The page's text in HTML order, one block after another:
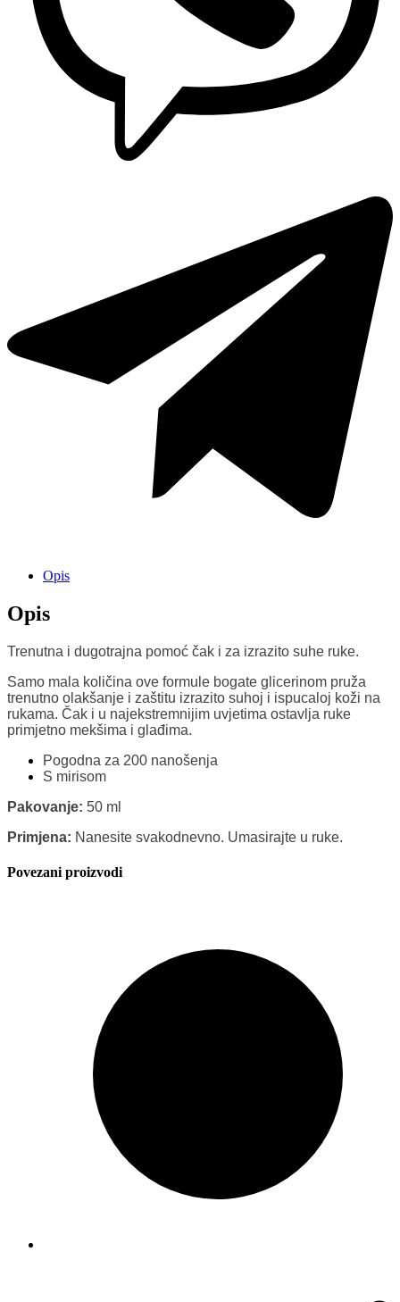
Opis
Opis
Trenutna i dugotrajna pomoć čak i za izrazito suhe ruke.
Samo mala količina ove formule bogate glicerinom pruža
trenutno olakšanje i zaštitu izrazito suhoj i ispucaloj koži na
rukama. Čak i u najekstremnijim uvjetima ostavlja ruke
primjetno mekšima i glađima.
Pogodna za 200 nanošenja
S mirisom
Pakovanje: 50 ml
Primjena: Nanesite svakodnevno. Umasirajte u ruke.
Povezani proizvodi